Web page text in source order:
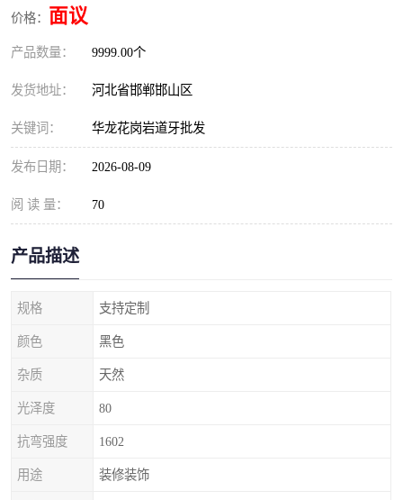
价格： 面议
产品数量： 9999.00个
发货地址： 河北省邯郸邯山区
关键词： 华龙花岗岩道牙批发
发布日期： 2026-08-09
阅 读 量： 70
产品描述
规格 支持定制
颜色 黑色
杂质 天然
光泽度 80
抗弯强度 1602
用途 装修装饰